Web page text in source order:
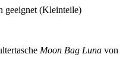
geeignet (Kleinteile)
Moon Bag Luna von